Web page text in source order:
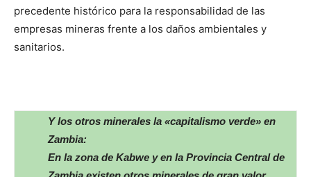
precedente histórico para la responsabilidad de las
empresas mineras frente a los daños ambientales y
sanitarios.
Y los otros minerales la «capitalismo verde» en
Zambia:
En la zona de Kabwe y en la Provincia Central de